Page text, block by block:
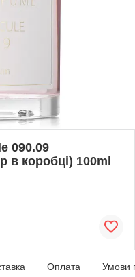
090.09
в коробці) 100ml
Оплата Умови